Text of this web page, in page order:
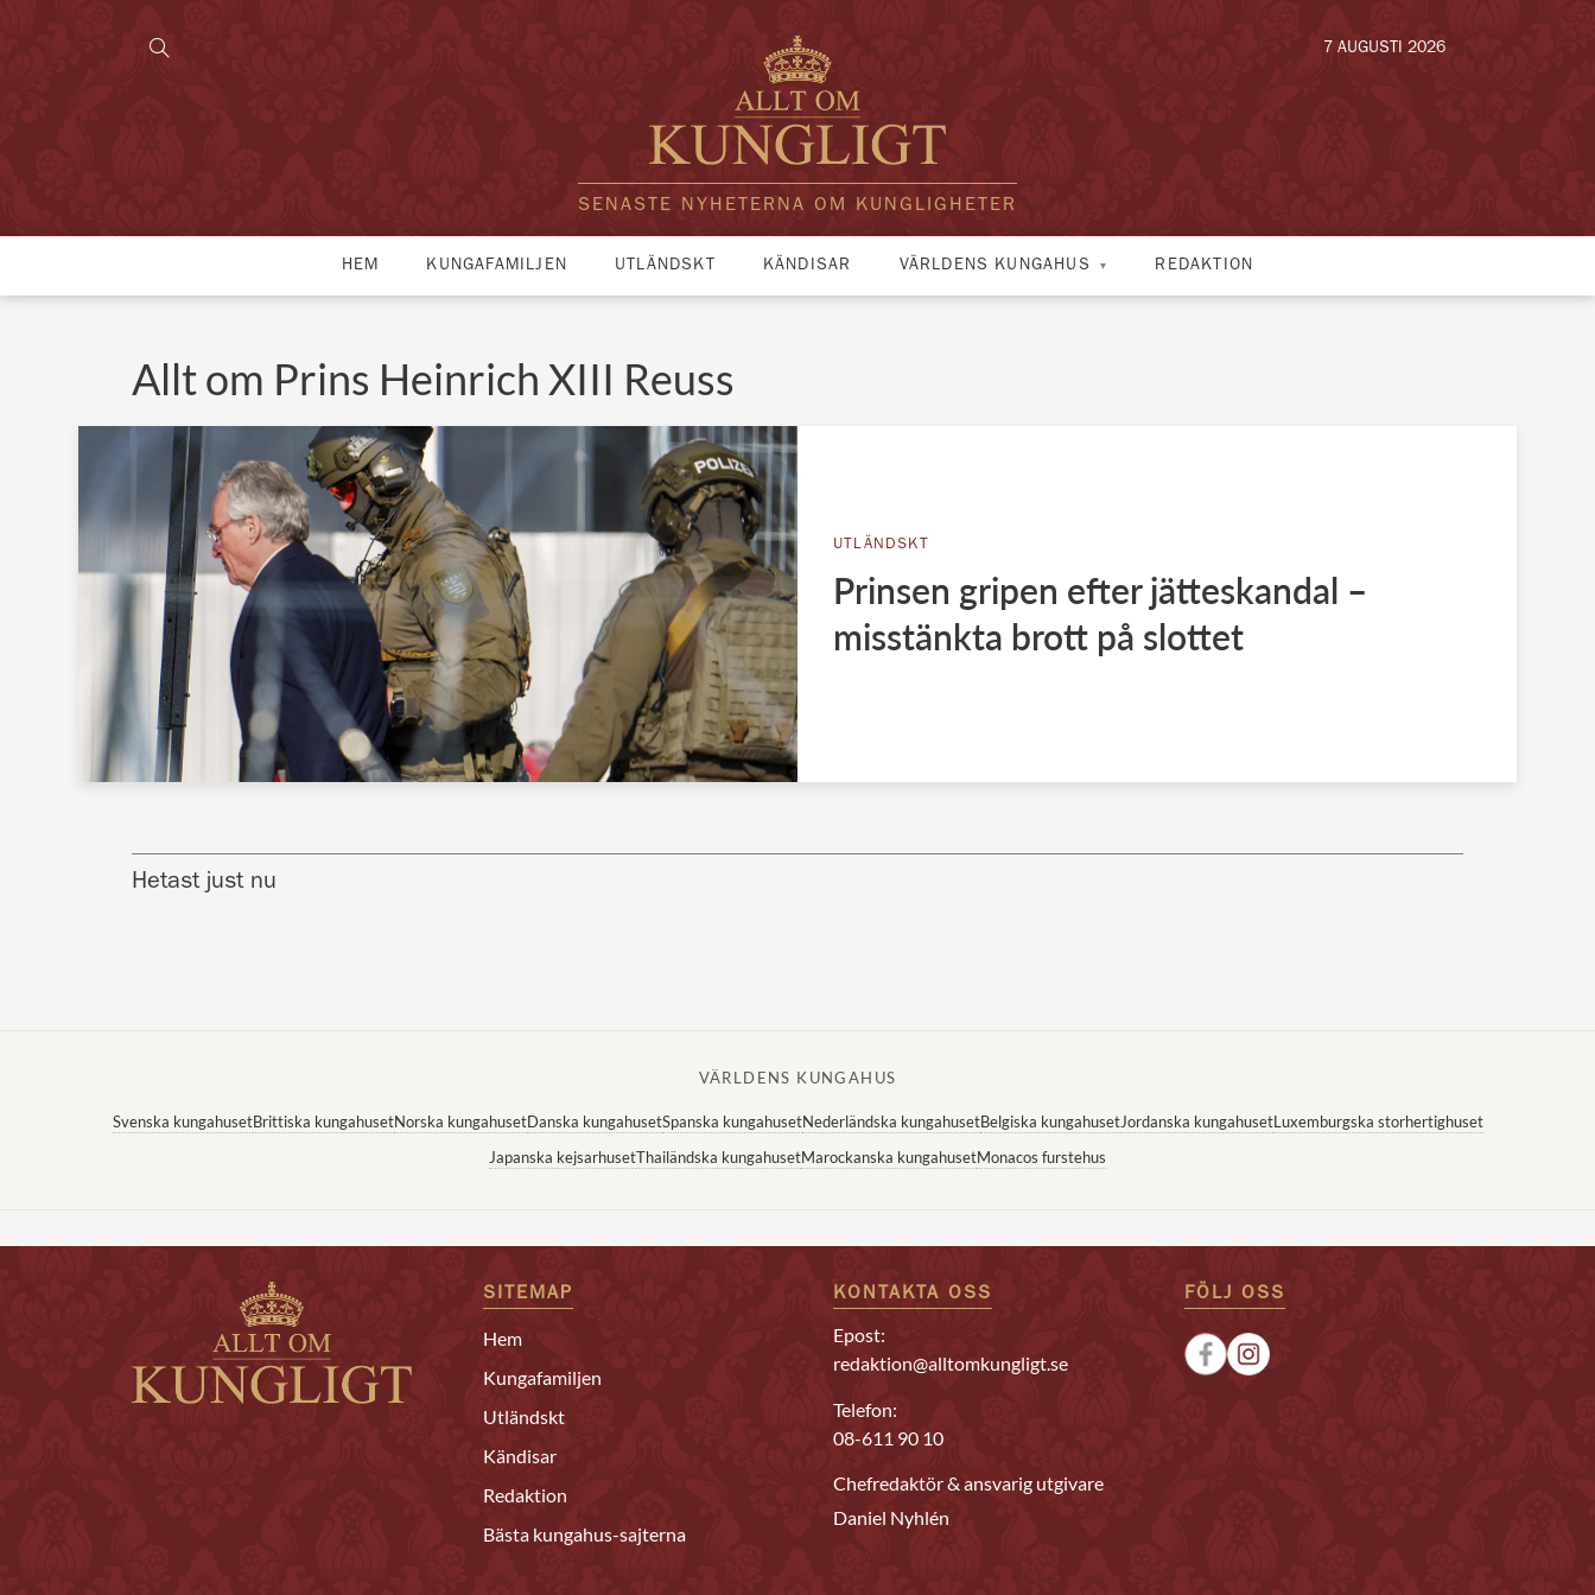
SENASTE NYHETERNA OM KUNGLIGHETER
7 AUGUSTI 2026
HEM KUNGAFAMILJEN UTLÄNDSKT KÄNDISAR VÄRLDENS KUNGAHUS REDAKTION
Allt om Prins Heinrich XIII Reuss
UTLÄNDSKT
Prinsen gripen efter jätteskandal –
misstänkta brott på slottet
Hetast just nu
VÄRLDENS KUNGAHUS
Svenska kungahusetBrittiska kungahusetNorska kungahusetDanska kungahusetSpanska kungahusetNederländska kungahusetBelgiska kungahusetJordanska kungahusetLuxemburgska storhertighuset
Japanska kejsarhusetThailändska kungahusetMarockanska kungahusetMonacos furstehus
SITEMAP
Hem
Kungafamiljen
Utländskt
Kändisar
Redaktion
Bästa kungahus-sajterna
KONTAKTA OSS
Epost:
redaktion@alltomkungligt.se
Telefon:
08-611 90 10
Chefredaktör & ansvarig utgivare
Daniel Nyhlén
FÖLJ OSS